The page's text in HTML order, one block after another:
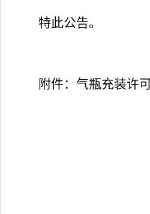
特此公告。
附件： 气瓶充装许